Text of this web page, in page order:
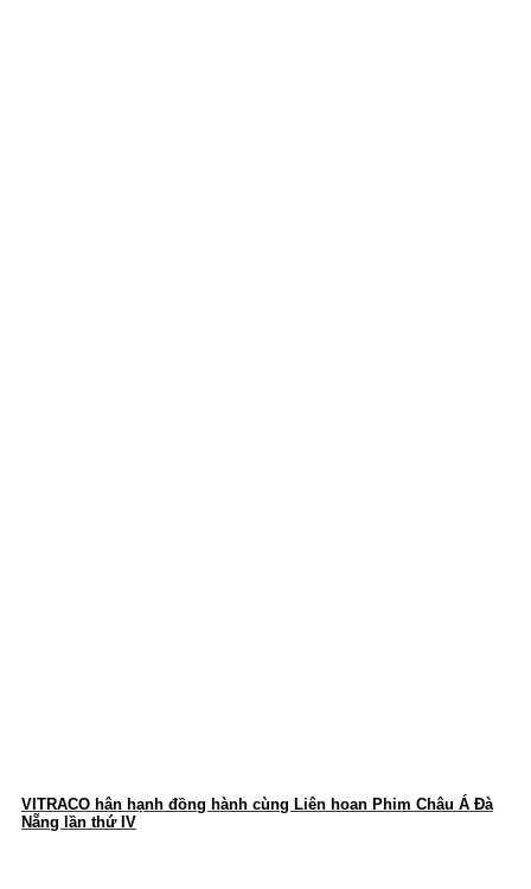
VITRACO hân hạnh đồng hành cùng Liên hoan Phim Châu Á Đà
Nẵng lần thứ IV